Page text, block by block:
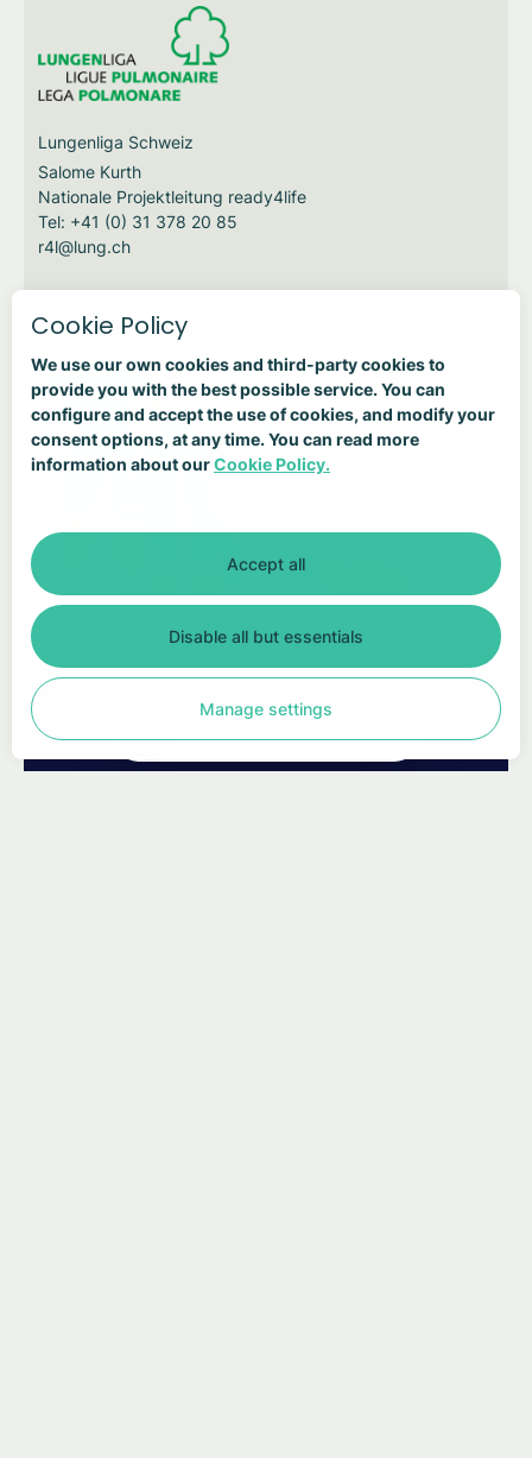
Info Partner Kontakt
Cookie Policy
We use our own cookies and third-party cookies to
provide you with the best possible service. You can
configure and accept the use of cookies, and modify your
consent options, at any time. You can read more
information about ourCookie Policy.
Accept all
Disable all but essentials
Manage settings
Lungenliga Schweiz
Salome Kurth
Nationale Projektleitung ready4life
Tel: +41 (0) 31 378 20 85
r4l@lung.ch
2024/25 ready4life Evaluation 2024/25 ready4life